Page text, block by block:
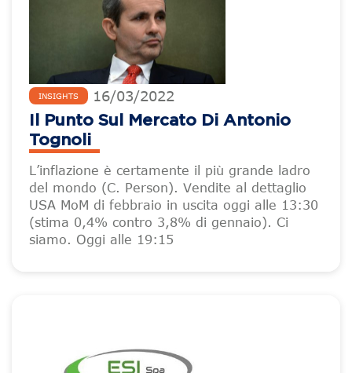
INSIGHTS 16/03/2022
Il Punto Sul Mercato Di Antonio
Tognoli
L’inflazione è certamente il più grande ladro
del mondo (C. Person). Vendite al dettaglio
USA MoM di febbraio in uscita oggi alle 13:30
(stima 0,4% contro 3,8% di gennaio). Ci
siamo. Oggi alle 19:15